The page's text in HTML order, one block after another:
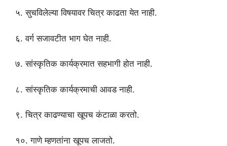
५. सुचविलेल्या विषयावर चित्र काढता येत नाही.
६. वर्ग सजावटीत भाग घेत नाही.
७. सांस्कृतिक कार्यक्रमात सहभागी होत नाही.
८. सांस्कृतिक कार्यक्रमाची आवड नाही.
९. चित्र काढण्याचा खूपच कंटाळा करतो.
१०. गाणे म्हणतांना खूपच लाजतो.